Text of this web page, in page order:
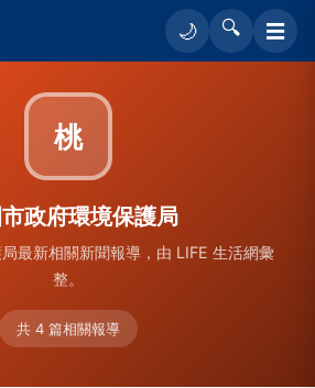
🌙 🔍 ☰
桃
政府環境保護局
最新相關新聞報導，由 LIFE 生活網彙
整。
共 4 篇相關報導